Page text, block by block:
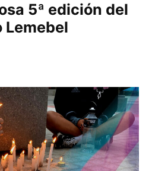
5ª edición del
Lemebel